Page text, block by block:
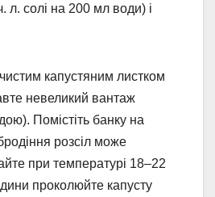
л. солі на 200 мл води) і
капустяним листком
невеликий вантаж
Помістіть банку на
розсіл може
при температурі 18–22
проколюйте капусту